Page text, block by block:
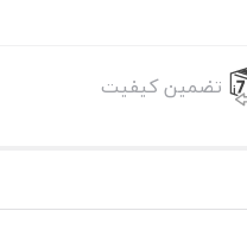
تضمین کیفیت